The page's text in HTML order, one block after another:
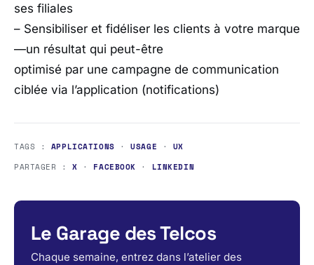
ses filiales
– Sensibiliser et fidéliser les clients à votre marque
—un résultat qui peut-être
optimisé par une campagne de communication
ciblée via l’application (notifications)
TAGS : APPLICATIONS ·USAGE · UX
PARTAGER :X · FACEBOOK · LINKEDIN
Le Garage des Telcos
Chaque semaine, entrez dans l’atelier des